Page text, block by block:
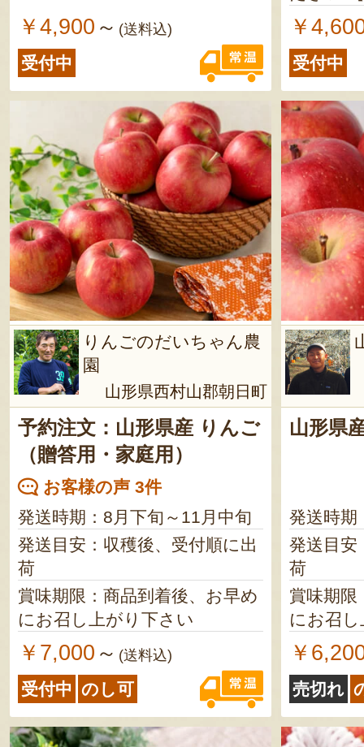
￥4,900 ～ (送料込)
受付中
造日から1年 ※賞味
月以上
￥
受付中
りんごのだいちゃん農
園
山形県西村山郡朝日町
予約注文：山形県産 りんご
（贈答用・家庭用）
お客様の声 3件
発送時期：8月下旬～11月中旬
発送目安：収穫後、受付順に出
荷
賞味期限：商品到着後、お早め
にお召し上がり下さい
￥7,000 ～ (送料込)
受付中 のし可
山形県
発送時期
発送目安
荷
賞味期限
にお召
￥
売切れ